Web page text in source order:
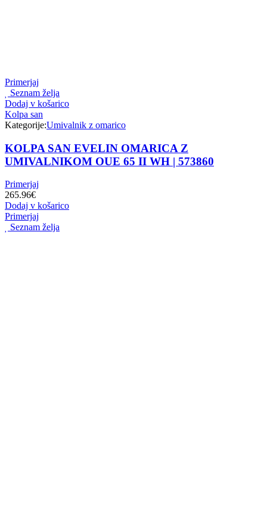
Primerjaj
Seznam želja
Dodaj v košarico
Kolpa san
Kategorije:Umivalnik z omarico
KOLPA SAN EVELIN OMARICA Z
UMIVALNIKOM OUE 65 II WH | 573860
Primerjaj
265.96€
Dodaj v košarico
Primerjaj
Seznam želja